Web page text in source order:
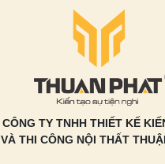
CÔNG TY TNHH THIẾT KẾ
VÀ THI CÔNG NỘI THẤT